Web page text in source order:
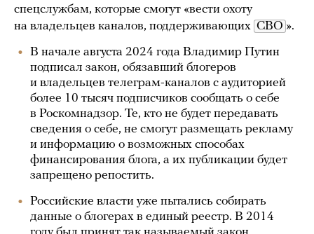
спецслужбам, которые смогут «вести охоту
на владельцев каналов, поддерживающих СВО ».
В начале августа 2024 года Владимир Путин
подписал закон, обязавший блогеров
и владельцев телеграм-каналов с аудиторией
более 10 тысяч подписчиков сообщать о себе
в Роскомнадзор. Те, кто не будет передавать
сведения о себе, не смогут размещать рекламу
и информацию о возможных способах
финансирования блога, а их публикации будет
запрещено репостить.
Российские власти уже пытались собирать
данные о блогерах в единый реестр. В 2014